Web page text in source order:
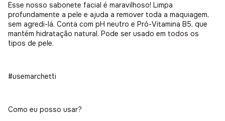
Esse nosso sabonete facial é maravilhoso! Limpa
profundamente a pele e ajuda a remover toda a maquiagem,
sem agredi-lá. Conta com pH neutro e Pró-Vitamina B5, que
mantém hidratação natural. Pode ser usado em todos os
tipos de pele.
#usemarchetti
Como eu posso usar?